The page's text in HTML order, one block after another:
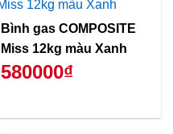
Bình gas COMPOSITE
Miss 12kg màu Xanh
580000₫